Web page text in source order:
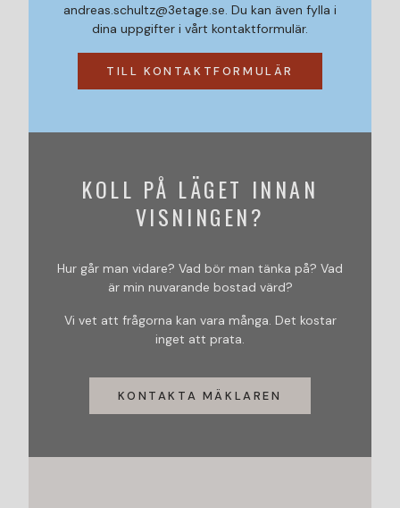
KOLL PÅ LÄGET INNAN
VISNINGEN?
Hur går man vidare? Vad bör man tänka på? Vad
är min nuvarande bostad värd?
Vi vet att frågorna kan vara många. Det kostar
inget att prata.
KONTAKTA MÄKLAREN
andreas.schultz@3etage.se. Du kan även fylla i
dina uppgifter i vårt kontaktformulär.
TILL KONTAKTFORMULÄR